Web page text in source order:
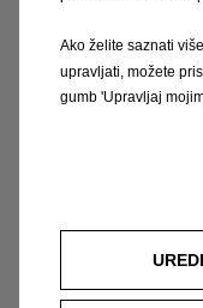
Ako želite saznati
upravljati, možete
gumb 'Upravljaj